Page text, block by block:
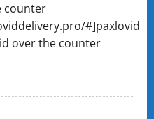
counter
#]paxlovid
over the counter